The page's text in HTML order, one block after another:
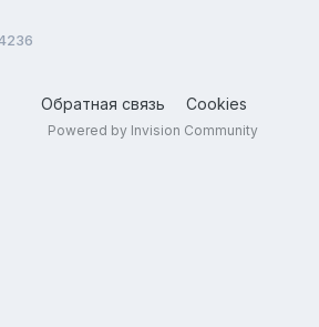
Обратная связь Cookies
Powered by Invision Community